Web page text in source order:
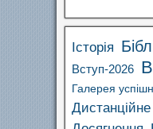
Історія
Вступ-2026
Галерея